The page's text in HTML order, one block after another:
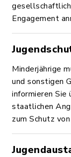
Engagement
Minderjährige
und sonstigen
informieren Sie
staatlichen
zum Schutz